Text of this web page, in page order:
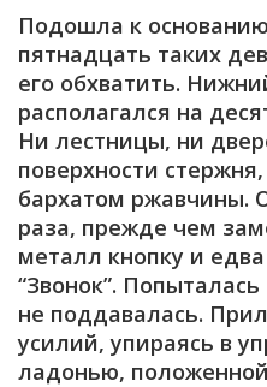
Подошла к
пятнадцать таких
его обхватить.
располагался на
Ни лестницы, ни
поверхности
бархатом ржавчины.
раза, прежде чем
металл кнопку и
“Звонок”.
не поддавалась.
усилий, упираясь в
ладонью,